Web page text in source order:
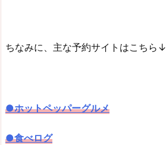
ちなみに、主な予約サイトはこちら↓
●ホットペッパーグルメ
●食べログ